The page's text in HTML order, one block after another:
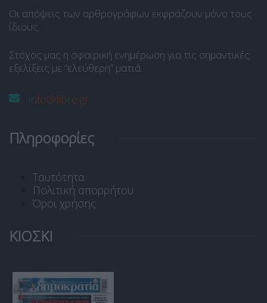
Οι απόψεις των αρθρογράφων εκφράζουν μόνο τους
ίδιους.
Στόχος μας η σφαιρική ενημέρωση για τις σημαντικές
εξελίξεις με “ελεύθερη” ματιά.
info@libre.gr
Πληροφορίες
Ταυτότητα
Πολιτική απορρήτου
Όροι χρήσης
ΚΙΟΣΚΙ